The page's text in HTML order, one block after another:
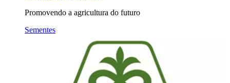
Promovendo a agricultura do futuro
Sementes